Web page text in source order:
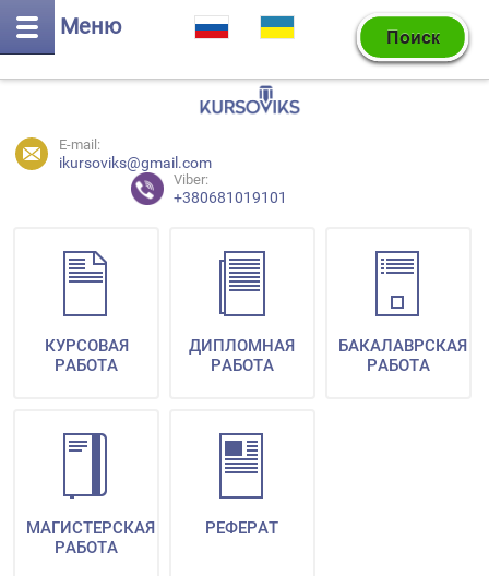
Меню
E-mail:
ikursoviks@gmail.com
Viber:
+380681019101
КУРСОВАЯ
РАБОТА
ДИПЛОМНАЯ
РАБОТА
БАКАЛАВРСКАЯ
РАБОТА
МАГИСТЕРСКАЯ
РАБОТА
РЕФЕРАТ